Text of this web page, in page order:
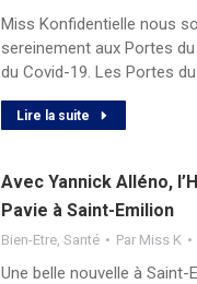
Miss Konfidentielle nous
sereinement aux Portes
du Covid-19. Les Portes
Lire la suite
Avec Yannick Alléno,
Pavie à Saint-Emilion
Bien-Etre,Santé Par Miss K
Une belle nouvelle à